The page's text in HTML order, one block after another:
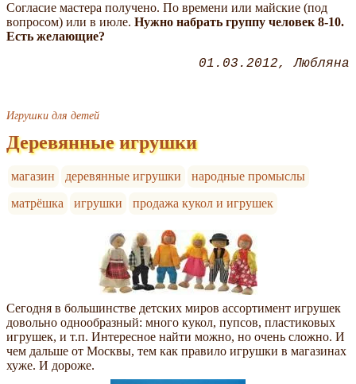
Согласие мастера получено. По времени или майские (под
вопросом) или в июле. Нужно набрать группу человек 8-10.
Есть желающие?
01.03.2012 Любляна
Игрушки для детей
Деревянные игрушки
магазин деревянные игрушки
народные промыслы
матрёшка
игрушки продажа кукол и игрушек
Сегодня в большинстве детских миров ассортимент игрушек
довольно однообразный: много кукол, пупсов, пластиковых
игрушек, и т.п. Интересное найти можно, но очень сложно. И
чем дальше от Москвы, тем как правило игрушки в магазинах
хуже. И дороже.